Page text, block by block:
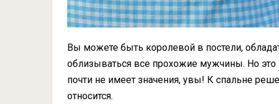
Вы можете быть королевой в постели,
облизываться все прохожие мужчины. Но это
почти не имеет значения, увы! К спальне
относится.